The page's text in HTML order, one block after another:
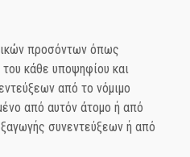
προσόντων όπως
κάθε υποψηφίου και
από το νόμιμο
από αυτόν άτομο ή από
συνεντεύξεων ή από